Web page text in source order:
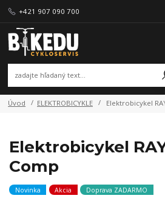
+421 907 090 700
Úvod ELEKTROBICYKLE Elektrobicykel
Elektrobicykel
Comp
Novinka Akcia Doprava ZADARMO